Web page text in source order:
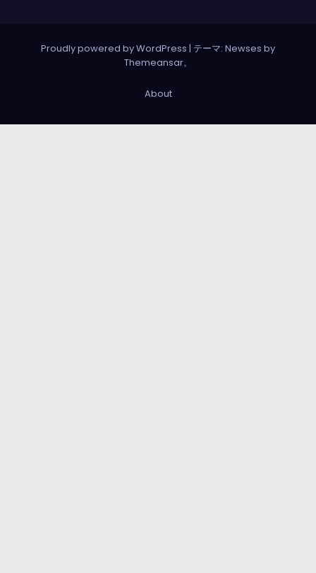
Proudly powered by WordPress | テーマ: Newses by
Themeansar。
About